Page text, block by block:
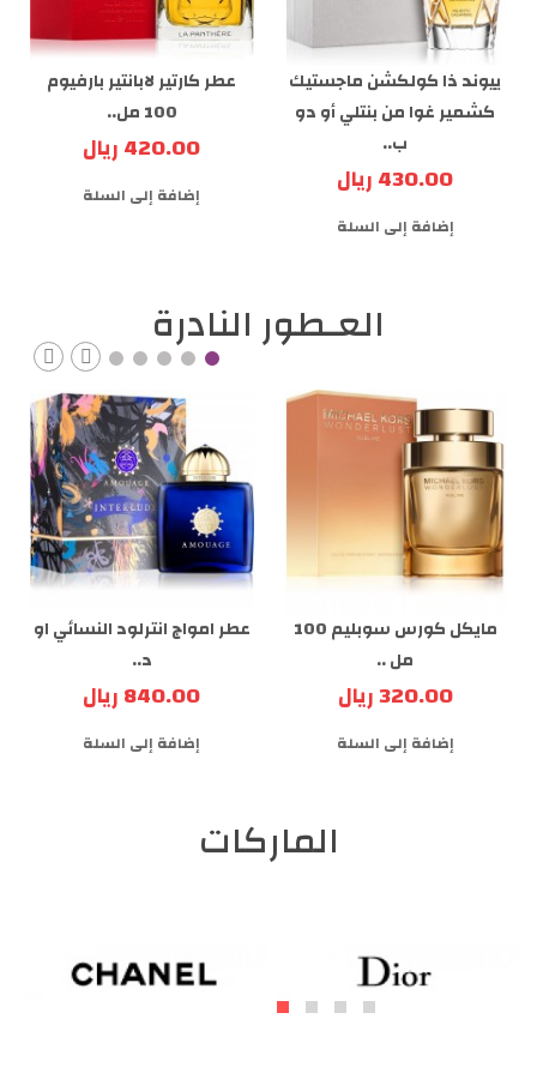
ييوند ذا كولكشن ماجستيك
كشمير غوا من بنتلي أو دو
ب..
430.00 ريال
إضافة إلى السلة
عطر كارتير لابانتير بارفيوم
100 مل..
420.00 ريال
إضافة إلى السلة
العـطور النادرة
مايكل كورس سوبليم 100
مل ..
320.00 ريال
إضافة إلى السلة
عطر امواج انترلود النسائي او
د..
840.00 ريال
إضافة إلى السلة
الماركات